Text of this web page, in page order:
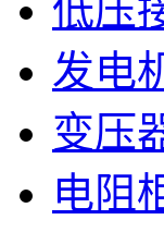
低压
发电
变压
电阻